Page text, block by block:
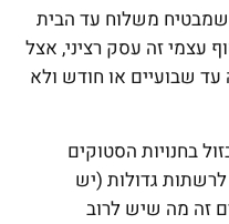
משלוח עד הבית
עצמי זה עסק רציני, אצל
שבועיים או חודש ולא
בחנויות הסטוקים
גדולות (יש
זה מה שיש לרוב